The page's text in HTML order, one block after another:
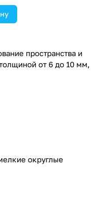
пространства и
от 6 до 10 мм,
округлые